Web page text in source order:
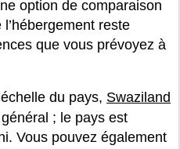
option de comparaison
reste
que vous prévoyez à
du pays, Swaziland
; le pays est
Vous pouvez également